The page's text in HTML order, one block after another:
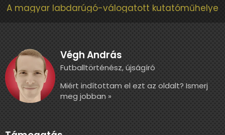
A magyar labdarúgó-válogatott kutatóműhelye
Végh András
Futballtörténész, újságíró
Miért indítottam el ezt az oldalt? Ismerj
meg jobban »